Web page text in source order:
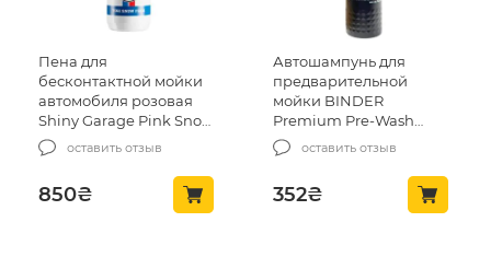
Пена для
бесконтактной мойки
автомобиля розовая
Shiny Garage Pink Snow
Foam 1л (SG000110)
оставить отзыв
850₴
Автошампунь для
предварительной
мойки BINDER
Premium Pre-Wash
500мл (215153)
оставить отзыв
352₴